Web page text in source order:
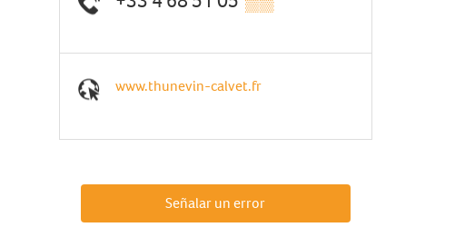
www.thunevin-calvet.fr
Señalar un error